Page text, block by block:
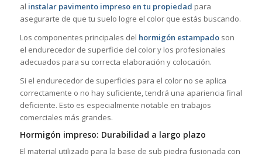
al instalar pavimento impreso en tu propiedad para
asegurarte de que tu suelo logre el color que estás buscando.
Los componentes principales del hormigón estampadoson
el endurecedor de superficie del color y los profesionales
adecuados para su correcta elaboración y colocación.
Si el endurecedor de superficies para el color no se aplica
correctamente o no hay suficiente, tendrá una apariencia final
deficiente. Esto es especialmente notable en trabajos
comerciales más grandes.
Hormigón impreso: Durabilidad a largo plazo
El material utilizado para la base de sub piedra fusionada con